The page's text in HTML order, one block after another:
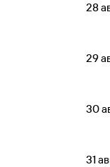
28
29
30
31